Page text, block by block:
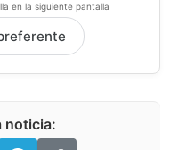
en la siguiente pantalla
noticia: